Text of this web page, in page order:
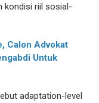
kondisi riil sosial-
Calon Advokat
Untuk
adaptation-level